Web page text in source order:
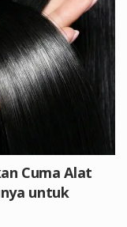
Cuma Alat
untuk